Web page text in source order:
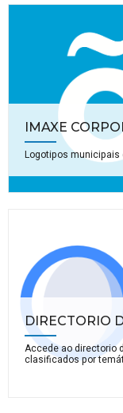
IMAXE
Logotipos municipais
DIRECTORIO
Accede ao directorio
clasificados por